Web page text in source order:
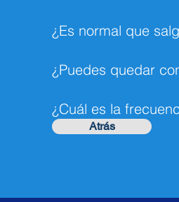
¿Es normal que
¿Puedes quedar
¿Cuál es la
Atrás